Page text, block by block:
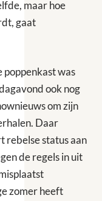
maar hoe
gaat
poppenkast was
ook nog
om zijn
Daar
rebelse status aan
de regels in uit
zomer heeft